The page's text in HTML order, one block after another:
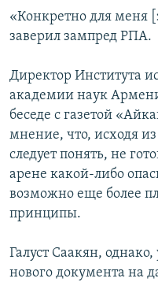
«Конкретно для меня
заверил зампред РПА.
Директор Института
академии наук
беседе с газетой
мнение, что, исходя
следует понять, не
арене какой-либо
возможно еще более
принципы.
Галуст Саакян,
нового документа на